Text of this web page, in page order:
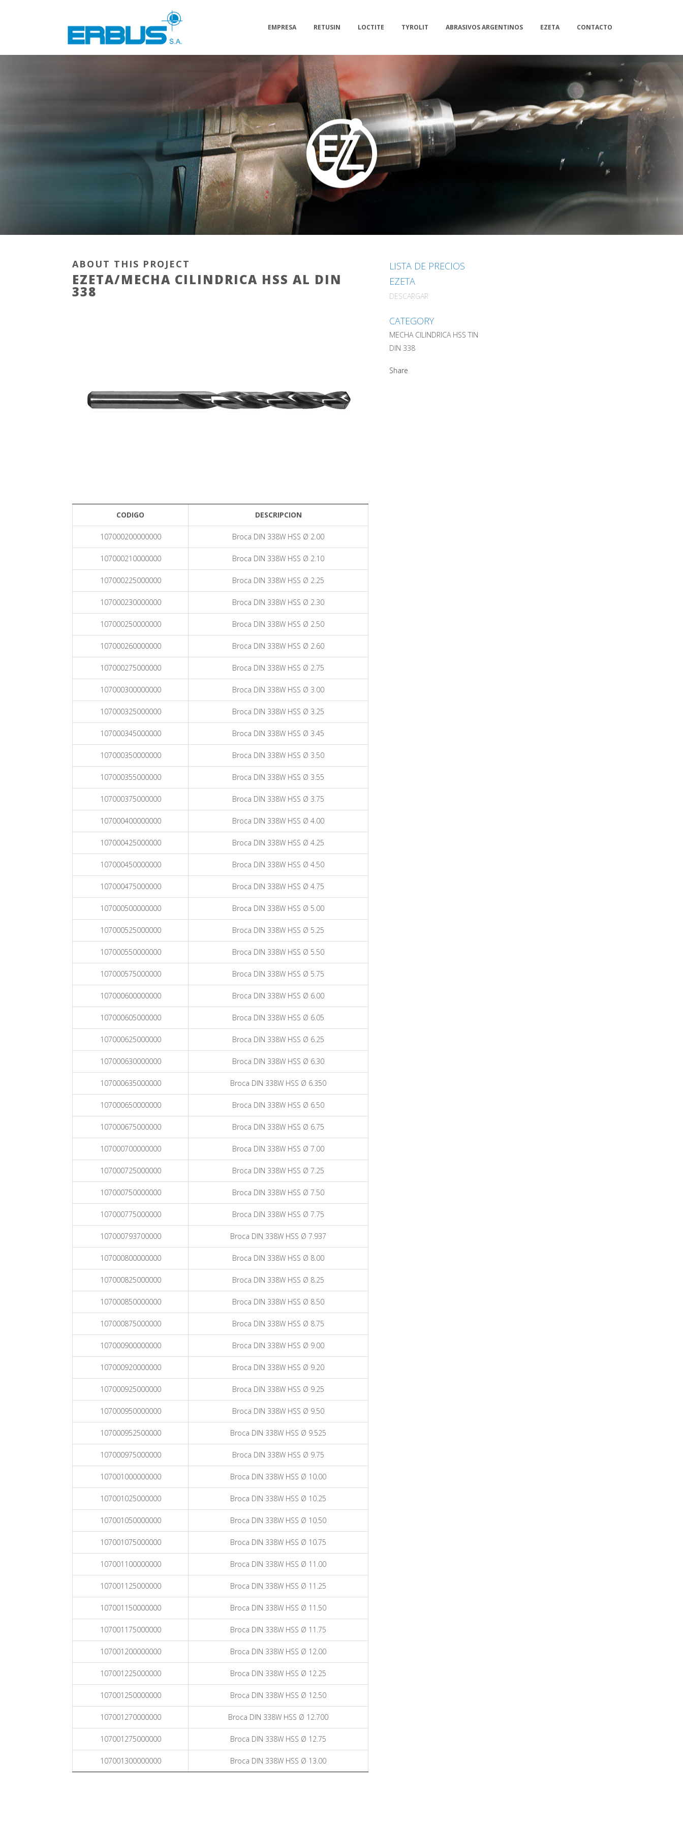
EMPRESA RETUSIN LOCTITE TYROLIT ABRASIVOS ARGENTINOS EZETA CONTACTO
ABOUT THIS PROJECT
EZETA/MECHA CILINDRICA HSS AL DIN
338
CODIGO DESCRIPCION
107000200000000 Broca DIN 338W HSS Ø 2.00
107000210000000 Broca DIN 338W HSS Ø 2.10
107000225000000 Broca DIN 338W HSS Ø 2.25
107000230000000 Broca DIN 338W HSS Ø 2.30
107000250000000 Broca DIN 338W HSS Ø 2.50
107000260000000 Broca DIN 338W HSS Ø 2.60
107000275000000 Broca DIN 338W HSS Ø 2.75
107000300000000 Broca DIN 338W HSS Ø 3.00
107000325000000 Broca DIN 338W HSS Ø 3.25
107000345000000 Broca DIN 338W HSS Ø 3.45
107000350000000 Broca DIN 338W HSS Ø 3.50
107000355000000 Broca DIN 338W HSS Ø 3.55
107000375000000 Broca DIN 338W HSS Ø 3.75
107000400000000 Broca DIN 338W HSS Ø 4.00
107000425000000 Broca DIN 338W HSS Ø 4.25
107000450000000 Broca DIN 338W HSS Ø 4.50
107000475000000 Broca DIN 338W HSS Ø 4.75
107000500000000 Broca DIN 338W HSS Ø 5.00
107000525000000 Broca DIN 338W HSS Ø 5.25
107000550000000 Broca DIN 338W HSS Ø 5.50
107000575000000 Broca DIN 338W HSS Ø 5.75
107000600000000 Broca DIN 338W HSS Ø 6.00
107000605000000 Broca DIN 338W HSS Ø 6.05
107000625000000 Broca DIN 338W HSS Ø 6.25
107000630000000 Broca DIN 338W HSS Ø 6.30
107000635000000 Broca DIN 338W HSS Ø 6.350
107000650000000 Broca DIN 338W HSS Ø 6.50
107000675000000 Broca DIN 338W HSS Ø 6.75
107000700000000 Broca DIN 338W HSS Ø 7.00
107000725000000 Broca DIN 338W HSS Ø 7.25
107000750000000 Broca DIN 338W HSS Ø 7.50
107000775000000 Broca DIN 338W HSS Ø 7.75
107000793700000 Broca DIN 338W HSS Ø 7.937
107000800000000 Broca DIN 338W HSS Ø 8.00
107000825000000 Broca DIN 338W HSS Ø 8.25
107000850000000 Broca DIN 338W HSS Ø 8.50
107000875000000 Broca DIN 338W HSS Ø 8.75
107000900000000 Broca DIN 338W HSS Ø 9.00
107000920000000 Broca DIN 338W HSS Ø 9.20
107000925000000 Broca DIN 338W HSS Ø 9.25
107000950000000 Broca DIN 338W HSS Ø 9.50
107000952500000 Broca DIN 338W HSS Ø 9.525
107000975000000 Broca DIN 338W HSS Ø 9.75
107001000000000 Broca DIN 338W HSS Ø 10.00
107001025000000 Broca DIN 338W HSS Ø 10.25
107001050000000 Broca DIN 338W HSS Ø 10.50
107001075000000 Broca DIN 338W HSS Ø 10.75
107001100000000 Broca DIN 338W HSS Ø 11.00
107001125000000 Broca DIN 338W HSS Ø 11.25
107001150000000 Broca DIN 338W HSS Ø 11.50
107001175000000 Broca DIN 338W HSS Ø 11.75
107001200000000 Broca DIN 338W HSS Ø 12.00
107001225000000 Broca DIN 338W HSS Ø 12.25
107001250000000 Broca DIN 338W HSS Ø 12.50
107001270000000 Broca DIN 338W HSS Ø 12.700
107001275000000 Broca DIN 338W HSS Ø 12.75
107001300000000 Broca DIN 338W HSS Ø 13.00
LISTA DE PRECIOS
EZETA
DESCARGAR
CATEGORY
MECHA CILINDRICA HSS TIN
DIN 338
Share